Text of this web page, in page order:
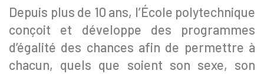
Depuis plus de 10 ans, l’École polytechnique
conçoit et développe des programmes
d’égalité des chances afin de permettre à
chacun, quels que soient son sexe, son